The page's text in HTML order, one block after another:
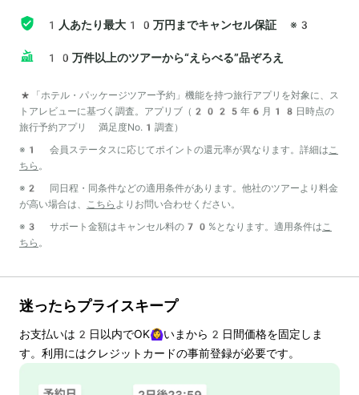
1人あたり最大10万円までキャンセル保証 ※3
10万件以上のツアーから“えらべる”品ぞろえ
*「ホテル・パッケージツアー予約」機能を持つ旅行アプリを対象に、ス
トアレビューに基づく調査。アプリブ（2025年6月18日時点の
旅行予約アプリ 満足度No.1調査）
※1 会員ステータスに応じてポイントの還元率が異なります。詳細は こ
ちら 。
※2 同日程・同条件などの適用条件があります。他社のツアーより料金
が高い場合は、
こちら よりお問い合わせください。
※3 サポート金額はキャンセル料の70%となります。適用条件は こ
ちら 。
迷ったらプライスキープ
お支払いは 2 日以内でOK🙆‍♀️いまから 2 日間価格を固定しま
す。利用にはクレジットカードの事前登録が必要です。